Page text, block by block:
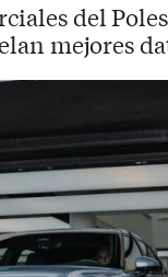
del
mejores